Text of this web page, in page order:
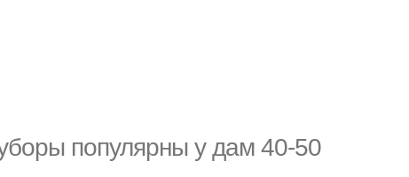
популярны у дам 40-50